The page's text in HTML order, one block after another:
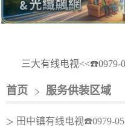
三大有线电视<<☎️0979-
首页 服务供装区域
＞ 田中镇有线电视☎️0979-055-